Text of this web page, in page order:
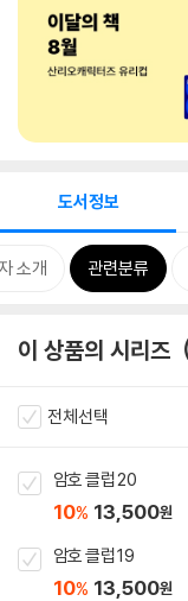
도서정보
소개 관련분류
이 상품의 시리즈
전체선택
암호 클럽 20
10% 13,500원
암호 클럽 19
10% 13,500원